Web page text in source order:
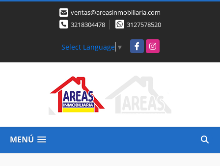
ventas@areasinmobiliaria.com
3218304478
3127578520
Select Language ▼ FacebookInstagram
MENÚ